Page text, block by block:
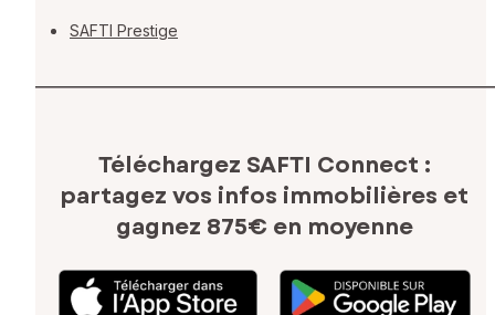
SAFTI Prestige
Téléchargez SAFTI Connect :
partagez vos infos immobilières et
gagnez 875€ en moyenne